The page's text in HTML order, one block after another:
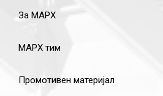
За МАРХ
МАРХ тим
Промотивен материјал